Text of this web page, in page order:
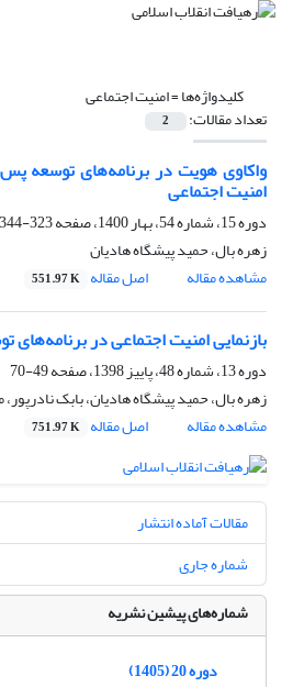
کلیدواژه‌ها =امنیت اجتماعی
تعداد مقالات: 2
واکاوی هویت در برنامه‌های توسعه پس
امنیت اجتماعی
دوره 15، شماره 54، بهار 1400، صفحه
323-344
زهره بال، حمید پیشگاه هادیان
مشاهده مقاله
اصل مقاله 551.97 K
بازنمایی امنیت اجتماعی در برنامه‌های
دوره 13، شماره 48، پاییز 1398، صفحه
49-70
زهره بال، حمید پیشگاه هادیان، بابک
مشاهده مقاله
اصل مقاله 751.97 K
مقالات آماده انتشار
شماره جاری
شماره‌های پیشین نشریه
دوره 20 (1405)